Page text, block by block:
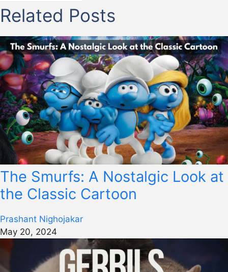
Related Posts
The Smurfs: A Nostalgic Look at
the Classic Cartoon
Prashant Nighojakar
May 20, 2024